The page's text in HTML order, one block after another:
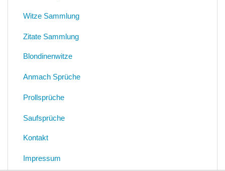
Witze Sammlung
Zitate Sammlung
Blondinenwitze
Anmach Sprüche
Prollsprüche
Saufsprüche
Kontakt
Impressum